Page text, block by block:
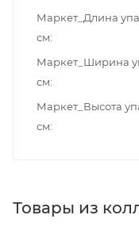
Маркет_Длина
см
Маркет_Ширина
см
Маркет_Высота
см
Товары из